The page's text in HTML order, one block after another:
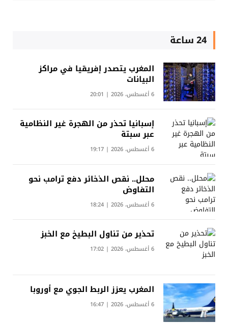
24 ساعة
المغرب يتصدر إفريقيا في مراكز
البيانات
6 أغسطس، 2026 | 20:01
إسبانيا تحذر من الهجرة غير النظامية
عبر سبتة
6 أغسطس، 2026 | 19:17
محلل.. نقص الذخائر دفع ترامب نحو
التفاوض
6 أغسطس، 2026 | 18:24
تحذير من تناول البطيخ مع الخبز
6 أغسطس، 2026 | 17:02
المغرب يعزز الربط الجوي مع أوروبا
6 أغسطس، 2026 | 16:47